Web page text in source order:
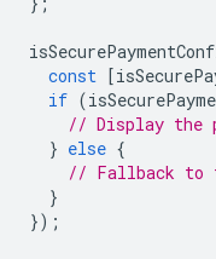
const
[
if (
// Display the
} else {
// Fallback to
}
});